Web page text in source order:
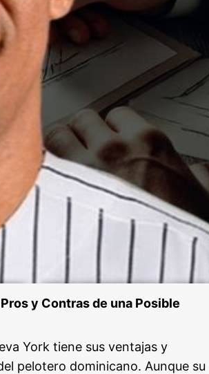
y Contras de una Posible
York tiene sus ventajas y
pelotero dominicano. Aunque su